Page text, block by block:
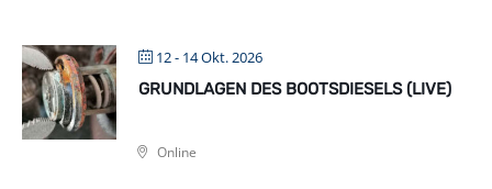
12 - 14 Okt. 2026
GRUNDLAGEN DES BOOTSDIESELS (LIVE)
Online